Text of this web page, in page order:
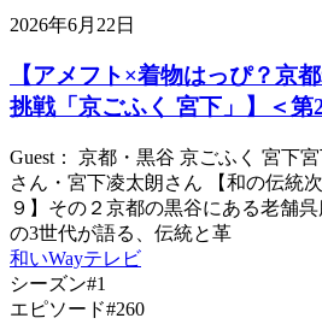
2026年6月22日
【アメフト×着物はっぴ？京
挑戦「京ごふく 宮下」】＜第
Guest： 京都・黒谷 京ごふく 宮下
さん・宮下凌太朗さん 【和の伝統
９】その２京都の黒谷にある老舗呉
の3世代が語る、伝統と革
和いWayテレビ
シーズン#1
エピソード#260